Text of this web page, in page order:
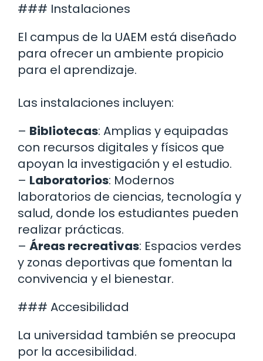
### Instalaciones
El campus de la UAEM está diseñado
para ofrecer un ambiente propicio
para el aprendizaje.
Las instalaciones incluyen:
– Bibliotecas: Amplias y equipadas
con recursos digitales y físicos que
apoyan la investigación y el estudio.
– Laboratorios: Modernos
laboratorios de ciencias, tecnología y
salud, donde los estudiantes pueden
realizar prácticas.
– Áreas recreativas: Espacios verdes
y zonas deportivas que fomentan la
convivencia y el bienestar.
### Accesibilidad
La universidad también se preocupa
por la accesibilidad.